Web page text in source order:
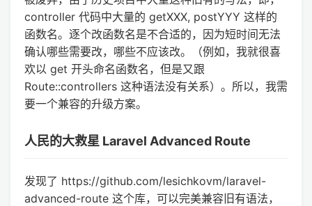
controller 代码中大量的 getXXX, postYYY 这样的
函数名。逐个改函数名是不合适的，因为短时间无法
确认哪些需要改，哪些不应该改。（例如，我就很喜
欢以 get 开头命名函数名，但是又跟
Route::controllers 这种语法没有关系）。所以，我需
要一个兼容的升级方案。
人民的大救星 Laravel Advanced Route
发现了 https://github.com/lesichkovm/laravel-
advanced-route 这个库，可以完美兼容旧有语法，